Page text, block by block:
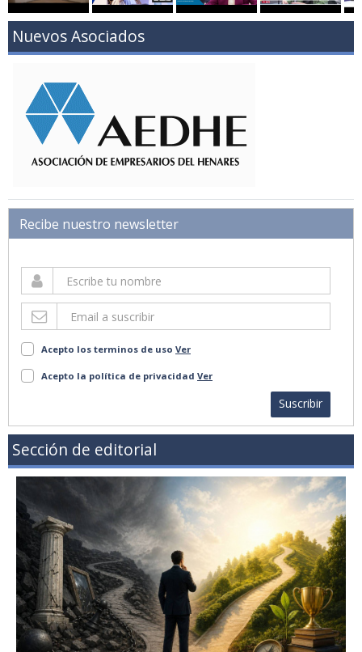
Nuevos Asociados
Recibe nuestro newsletter
Acepto los terminos de uso Ver
Acepto la política de privacidad Ver
Suscribir
Sección de editorial